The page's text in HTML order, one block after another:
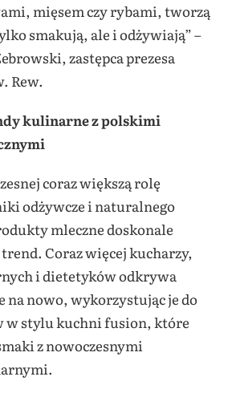
mięsem czy rybami, tworzą
smakują, ale i odżywiają” –
zastępca prezesa
Rew.
kulinarne z polskimi
coraz większą rolę
odżywcze i naturalnego
mleczne doskonale
Coraz więcej kucharzy,
i dietetyków odkrywa
na nowo, wykorzystując je do
w stylu kuchni fusion, które
z nowoczesnymi